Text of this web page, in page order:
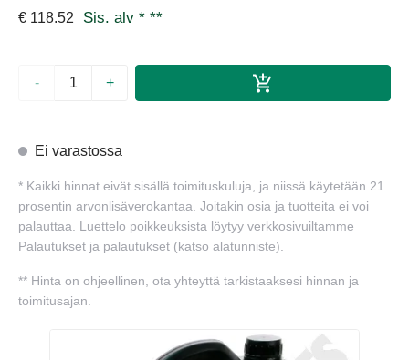
€ 118.52 Sis. alv * **
- +
Ei varastossa
* Kaikki hinnat eivät sisällä toimituskuluja, ja niissä käytetään 21
prosentin arvonlisäverokantaa. Joitakin osia ja tuotteita ei voi
palauttaa. Luettelo poikkeuksista löytyy verkkosivuiltamme
Palautukset ja palautukset (katso alatunniste).
** Hinta on ohjeellinen, ota yhteyttä tarkistaaksesi hinnan ja
toimitusajan.